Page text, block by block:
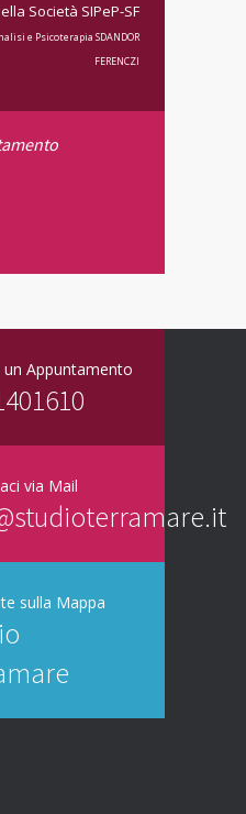
Società SIPeP-SF
e Psicoterapia SDANDOR
FERENCZI
un Appuntamento
via Mail
sulla Mappa